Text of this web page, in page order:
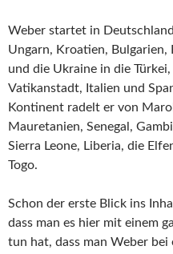
Weber startet in
Ungarn, Kroatien, Bulgarien,
und die Ukraine in die
Vatikanstadt, Italien und
Kontinent radelt er von
Mauretanien, Senegal,
Sierra Leone, Liberia, die
Togo.
Schon der erste Blick ins
dass man es hier mit einem
tun hat, dass man Weber bei